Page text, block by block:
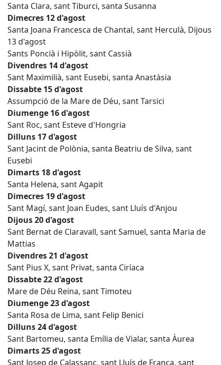
Santa Clara, sant Tiburci, santa Susanna
Dimecres 12 d'agost
Santa Joana Francesca de Chantal, sant Herculà, Dijous
13 d'agost
Sants Poncià i Hipòlit, sant Cassià
Divendres 14 d'agost
Sant Maximilià, sant Eusebi, santa Anastàsia
Dissabte 15 d'agost
Assumpció de la Mare de Déu, sant Tarsici
Diumenge 16 d'agost
Sant Roc, sant Esteve d'Hongria
Dilluns 17 d'agost
Sant Jacint de Polònia, santa Beatriu de Silva, sant
Eusebi
Dimarts 18 d'agost
Santa Helena, sant Agapit
Dimecres 19 d'agost
Sant Magí, sant Joan Eudes, sant Lluís d'Anjou
Dijous 20 d'agost
Sant Bernat de Claravall, sant Samuel, santa Maria de
Mattias
Divendres 21 d'agost
Sant Pius X, sant Privat, santa Ciríaca
Dissabte 22 d'agost
Mare de Déu Reina, sant Timoteu
Diumenge 23 d'agost
Santa Rosa de Lima, sant Felip Benici
Dilluns 24 d'agost
Sant Bartomeu, santa Emília de Vialar, santa Àurea
Dimarts 25 d'agost
Sant Josep de Calassanç, sant Lluís de França, sant